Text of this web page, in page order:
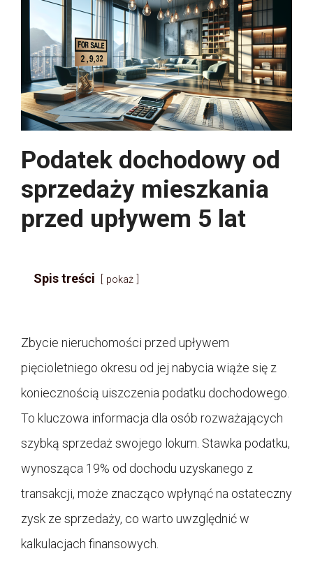
Podatek dochodowy od
sprzedaży mieszkania
przed upływem 5 lat
Spis treści pokaż
Zbycie nieruchomości przed upływem
pięcioletniego okresu od jej nabycia wiąże się z
koniecznością uiszczenia podatku dochodowego.
To kluczowa informacja dla osób rozważających
szybką sprzedaż swojego lokum. Stawka podatku,
wynosząca 19% od dochodu uzyskanego z
transakcji, może znacząco wpłynąć na ostateczny
zysk ze sprzedaży, co warto uwzględnić w
kalkulacjach finansowych.